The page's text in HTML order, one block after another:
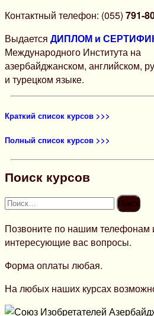
Контактный телефон: (055) 791-
Выдается ДИПЛОМ и
Международного Института на
азербайджанском, английском,
и турецком языке.
Краткий список курсов >>>
Полный список курсов >>>
Поиск курсов
Найти:
Позвоните по нашим телефонам
интересующие вас вопросы.
Форма оплаты любая.
На любых наших курсах